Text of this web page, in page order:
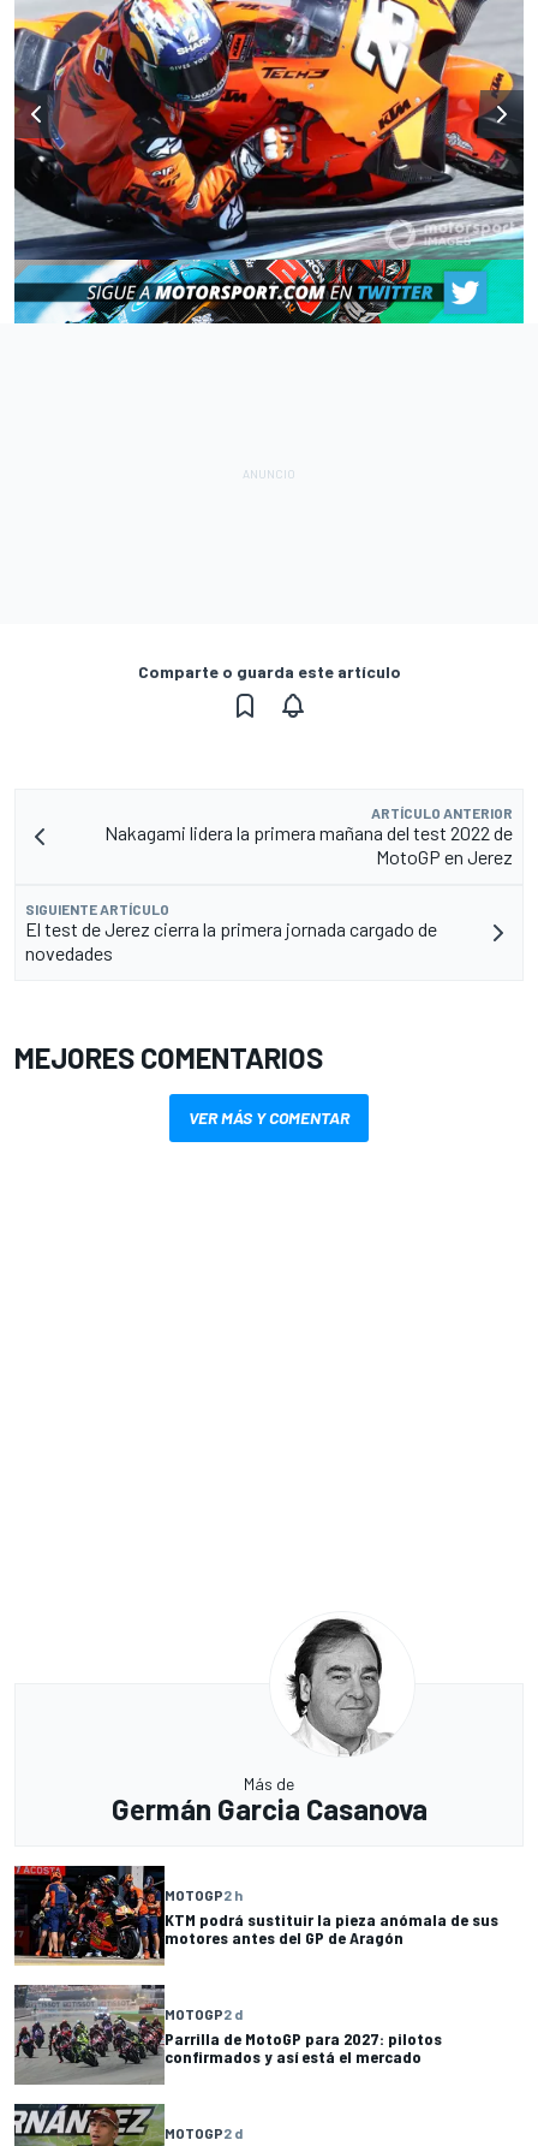
Comparte o guarda este artículo
ARTÍCULO ANTERIOR
Nakagami lidera la primera mañana del test 2022 de
MotoGP en Jerez
SIGUIENTE ARTÍCULO
El test de Jerez cierra la primera jornada cargado de
novedades
MEJORES COMENTARIOS
VER MÁS Y COMENTAR
Más de
Germán Garcia Casanova
MOTOGP2 h
KTM podrá sustituir la pieza anómala de sus
motores antes del GP de Aragón
MOTOGP2 d
Parrilla de MotoGP para 2027: pilotos
confirmados y así está el mercado
MOTOGP2 d